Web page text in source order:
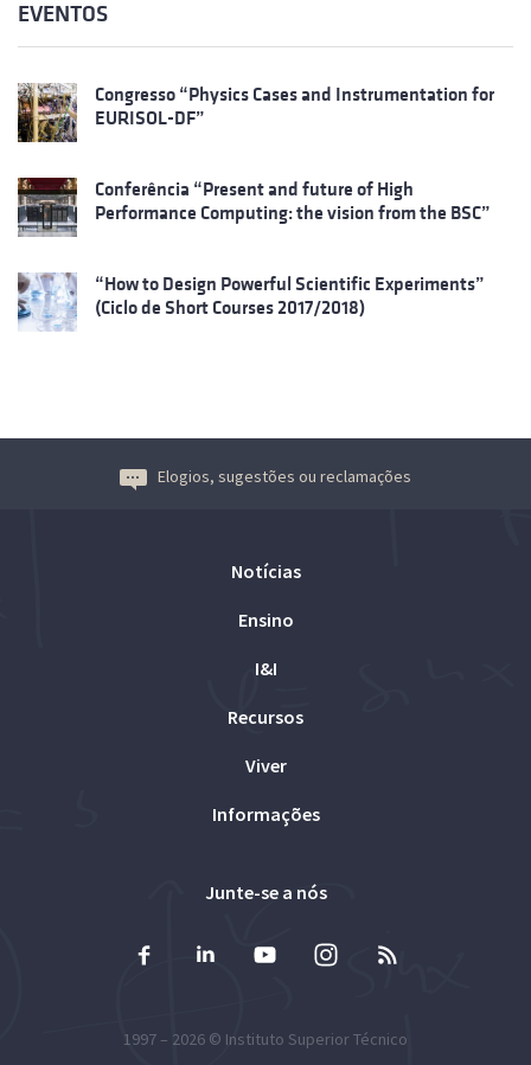
EVENTOS
Congresso “Physics Cases and Instrumentation for
EURISOL-DF”
Conferência “Present and future of High
Performance Computing: the vision from the BSC”
“How to Design Powerful Scientific Experiments”
(Ciclo de Short Courses 2017/2018)
Elogios, sugestões ou reclamações
Notícias
Ensino
I&I
Recursos
Viver
Informações
Junte-se a nós
1997 – 2026 © Instituto Superior Técnico